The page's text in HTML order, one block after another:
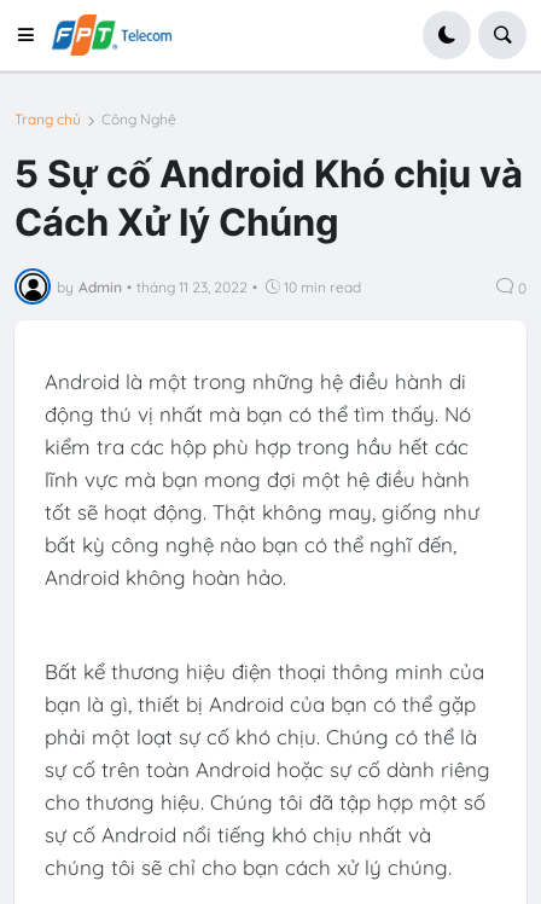
Trang chủ Công Nghệ
5 Sự cố Android Khó chịu và
Cách Xử lý Chúng
by Admin • tháng 11 23, 2022 • 10 min read 0
Android là một trong những hệ điều hành di
động thú vị nhất mà bạn có thể tìm thấy. Nó
kiểm tra các hộp phù hợp trong hầu hết các
lĩnh vực mà bạn mong đợi một hệ điều hành
tốt sẽ hoạt động. Thật không may, giống như
bất kỳ công nghệ nào bạn có thể nghĩ đến,
Android không hoàn hảo.
Bất kể thương hiệu điện thoại thông minh của
bạn là gì, thiết bị Android của bạn có thể gặp
phải một loạt sự cố khó chịu. Chúng có thể là
sự cố trên toàn Android hoặc sự cố dành riêng
cho thương hiệu. Chúng tôi đã tập hợp một số
sự cố Android nổi tiếng khó chịu nhất và
chúng tôi sẽ chỉ cho bạn cách xử lý chúng.